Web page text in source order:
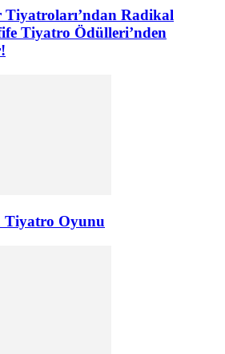
Tiyatroları’ndan Radikal
Tiyatro Ödülleri’nden
Tiyatro Oyunu